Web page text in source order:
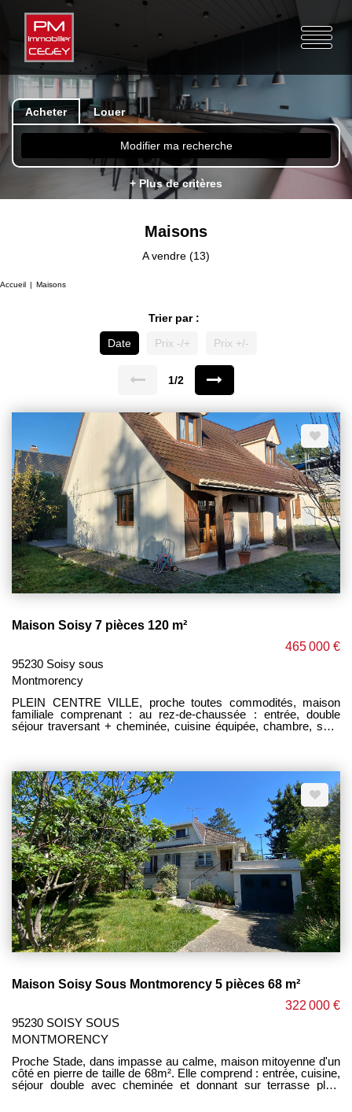
Acheter Louer
Modifier ma recherche
+ Plus de critères
Maisons
A vendre (13)
Accueil Maisons
Trier par :
Date
Prix -/+ Prix +/-
1/2
Maison Soisy 7 pièces 120 m²
465 000 €
95230 Soisy sous
Montmorency
PLEIN CENTRE VILLE, proche toutes commodités, maison
familiale comprenant : au rez-de-chaussée : entrée, double
séjour traversant + cheminée, cuisine équipée, chambre, salle
motorisé, double vitrages, isolation, électricité aux normes. A 5
min à pieds des écoles, collège, commerces, bus, complexe
sportif. 15 min à pieds gare du champ de courses. -----------------
------ HONORAIRES CHARGE VENDEUR --------------------------
-----
Maison Soisy Sous Montmorency 5 pièces 68 m²
322 000 €
95230 SOISY SOUS
MONTMORENCY
Proche Stade, dans impasse au calme, maison mitoyenne d'un
côté en pierre de taille de 68m². Elle comprend : entrée, cuisine,
séjour double avec cheminée et donnant sur terrasse plein